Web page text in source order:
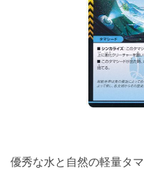
優秀な水と自然の軽量タ